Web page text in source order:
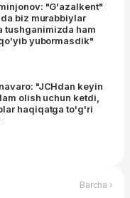
"G'azalkent"
biz murabbiylar
tushganimizda ham
yubormasdik"
"JCHdan keyin
olish uchun ketdi,
haqiqatga to'g'ri
Barcha ›